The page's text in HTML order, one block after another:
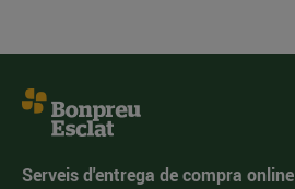
Serveis d'entrega de compra online